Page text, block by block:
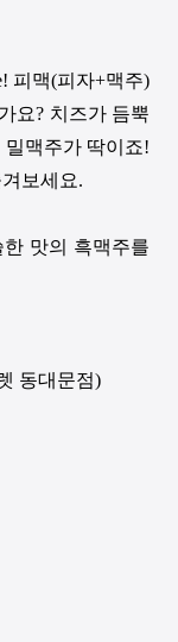
피맥(피자+맥주)
요? 치즈가 듬뿍
맥주가 딱이죠!
보세요.
한 맛의 흑맥주를
동대문점)